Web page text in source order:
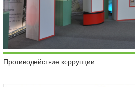
Противодействие коррупции